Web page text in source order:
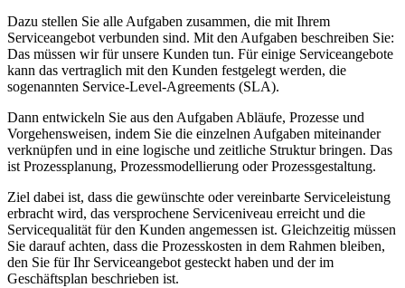
Dazu stellen Sie alle Aufgaben zusammen, die mit Ihrem
Serviceangebot verbunden sind. Mit den Aufgaben beschreiben Sie:
Das müssen wir für unsere Kunden tun. Für einige Serviceangebote
kann das vertraglich mit den Kunden festgelegt werden, die
sogenannten Service-Level-Agreements (SLA).
Dann entwickeln Sie aus den Aufgaben Abläufe, Prozesse und
Vorgehensweisen, indem Sie die einzelnen Aufgaben miteinander
verknüpfen und in eine logische und zeitliche Struktur bringen. Das
ist Prozessplanung, Prozessmodellierung oder Prozessgestaltung.
Ziel dabei ist, dass die gewünschte oder vereinbarte Serviceleistung
erbracht wird, das versprochene Serviceniveau erreicht und die
Servicequalität für den Kunden angemessen ist. Gleichzeitig müssen
Sie darauf achten, dass die Prozesskosten in dem Rahmen bleiben,
den Sie für Ihr Serviceangebot gesteckt haben und der im
Geschäftsplan beschrieben ist.